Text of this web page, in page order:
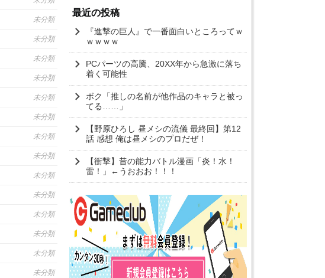
未分類
未分類
未分類
未分類
未分類
未分類
未分類
未分類
未分類
未分類
未分類
未分類
未分類
未分類
最近の投稿
『進撃の巨人』で一番面白いところってｗ
ｗｗｗｗ
PCパーツの高騰、20XX年から急激に落ち
着く可能性
ボク「推しの名前が他作品のキャラと被っ
てる……」
【野原ひろし 昼メシの流儀 最終回】第12
話 感想 俺は昼メシのプロだぜ！
【衝撃】昔の能力バトル漫画「炎！水！
雷！」←うおおお！！！